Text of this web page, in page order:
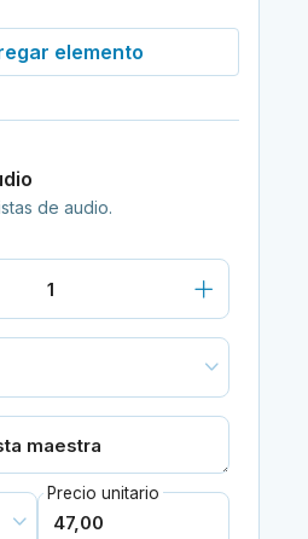
elemento
de audio.
Precio unitario